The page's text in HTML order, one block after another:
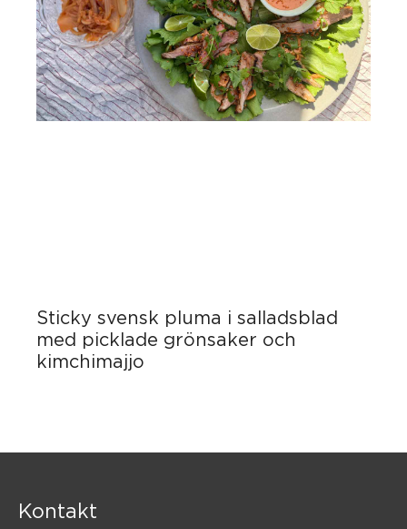
Sticky svensk pluma i salladsblad
med picklade grönsaker och
kimchimajjo
Kontakt